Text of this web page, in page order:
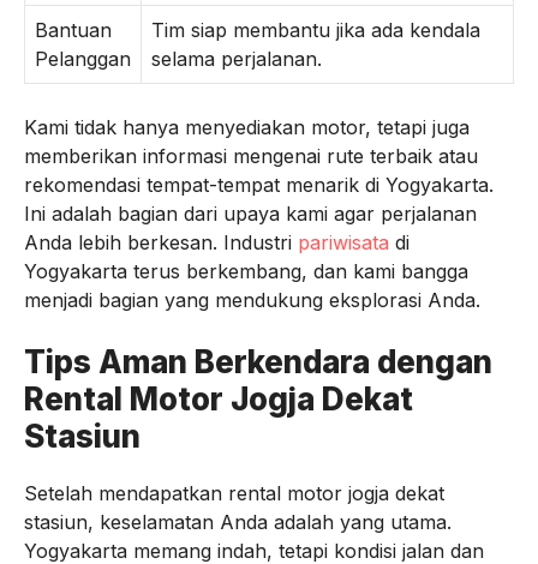
Bantuan
Pelanggan
Tim siap membantu jika ada kendala
selama perjalanan.
Kami tidak hanya menyediakan motor, tetapi juga
memberikan informasi mengenai rute terbaik atau
rekomendasi tempat-tempat menarik di Yogyakarta.
Ini adalah bagian dari upaya kami agar perjalanan
Anda lebih berkesan. Industri pariwisata di
Yogyakarta terus berkembang, dan kami bangga
menjadi bagian yang mendukung eksplorasi Anda.
Tips Aman Berkendara dengan
Rental Motor Jogja Dekat
Stasiun
Setelah mendapatkan rental motor jogja dekat
stasiun, keselamatan Anda adalah yang utama.
Yogyakarta memang indah, tetapi kondisi jalan dan